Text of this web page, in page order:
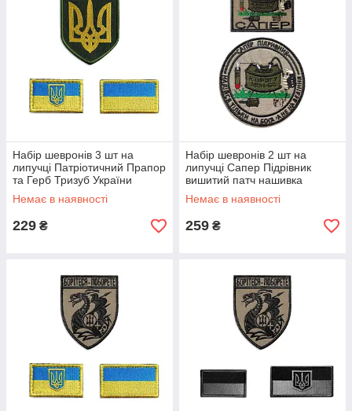
Набір шевронів 3 шт на
липучці Патріотичний Прапор
та Герб Тризуб України
вишитий патч нашивка
Немає в наявності
229 ₴
Набір шевронів 2 шт на
липучці Сапер Підрівник
вишитий патч нашивка
Немає в наявності
259 ₴